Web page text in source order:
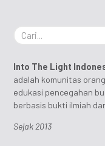
Into The Light
adalah komunitas
edukasi pencegahan
berbasis bukti ilmiah
Sejak 2013